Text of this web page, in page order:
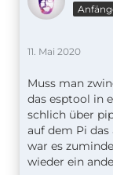
11. Mai 2020
Muss man
das esptool in
schlich über
auf dem Pi
war es
wieder ein